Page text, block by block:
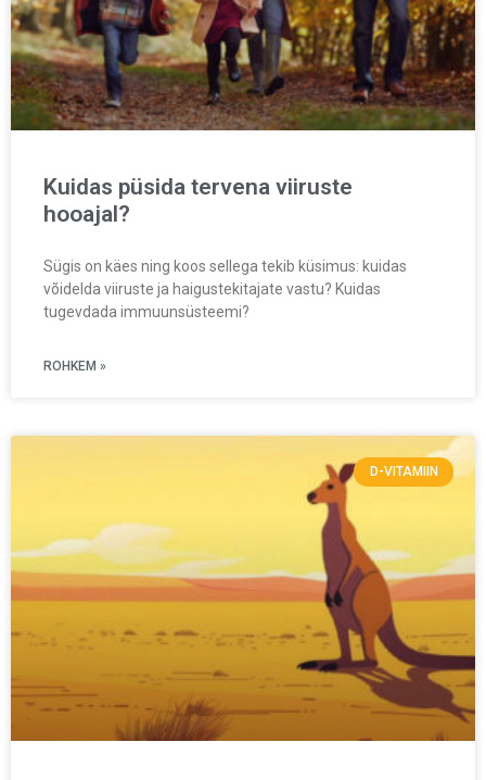
Kuidas püsida tervena viiruste
hooajal?
Sügis on käes ning koos sellega tekib küsimus: kuidas
võidelda viiruste ja haigustekitajate vastu? Kuidas
tugevdada immuunsüsteemi?
ROHKEM »
D-VITAMIIN